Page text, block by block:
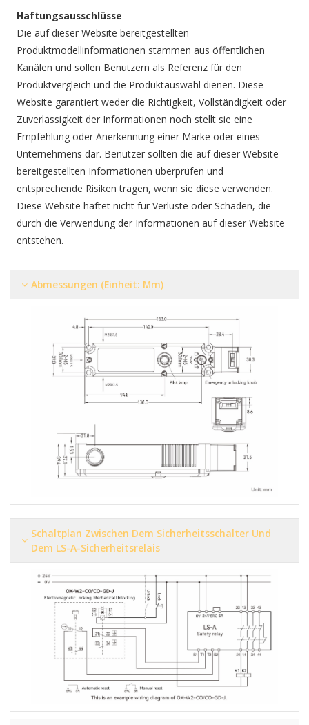
Haftungsausschlüsse
Die auf dieser Website bereitgestellten
Produktmodellinformationen stammen aus öffentlichen
Kanälen und sollen Benutzern als Referenz für den
Produktvergleich und die Produktauswahl dienen. Diese
Website garantiert weder die Richtigkeit, Vollständigkeit oder
Zuverlässigkeit der Informationen noch stellt sie eine
Empfehlung oder Anerkennung einer Marke oder eines
Unternehmens dar. Benutzer sollten die auf dieser Website
bereitgestellten Informationen überprüfen und
entsprechende Risiken tragen, wenn sie diese verwenden.
Diese Website haftet nicht für Verluste oder Schäden, die
durch die Verwendung der Informationen auf dieser Website
entstehen.
Abmessungen (Einheit: Mm)
Schaltplan Zwischen Dem Sicherheitsschalter Und
Dem LS-A-Sicherheitsrelais